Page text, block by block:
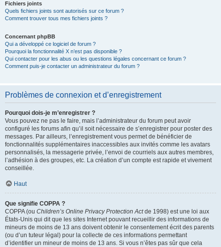
Fichiers joints
Quels fichiers joints sont autorisés sur ce forum ?
Comment trouver tous mes fichiers joints ?
Concernant phpBB
Qui a développé ce logiciel de forum ?
Pourquoi la fonctionnalité X n’est pas disponible ?
Qui contacter pour les abus ou les questions légales concernant ce forum ?
Comment puis-je contacter un administrateur du forum ?
Problèmes de connexion et d’enregistrement
Pourquoi dois-je m’enregistrer ?
Vous pouvez ne pas le faire, mais l’administrateur du forum peut avoir
configuré les forums afin qu’il soit nécessaire de s’enregistrer pour poster des
messages. Par ailleurs, l’enregistrement vous permet de bénéficier de
fonctionnalités supplémentaires inaccessibles aux invités comme les avatars
personnalisés, la messagerie privée, l’envoi de courriels aux autres membres,
l’adhésion à des groupes, etc. La création d’un compte est rapide et vivement
conseillée.
Haut
Que signifie COPPA ?
COPPA (ou Children’s Online Privacy Protection Actde 1998) est une loi aux
États-Unis qui dit que les sites Internet pouvant recueillir des informations de
mineurs de moins de 13 ans doivent obtenir le consentement écrit des parents
(ou d’un tuteur légal) pour la collecte de ces informations permettant
d’identifier un mineur de moins de 13 ans. Si vous n’êtes pas sûr que cela